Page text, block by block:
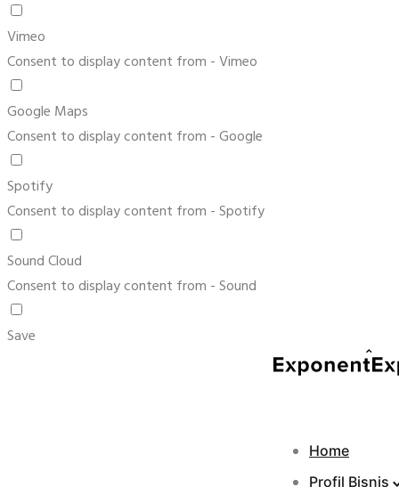
Vimeo
Consent to display content from - Vimeo
Google Maps
Consent to display content from - Google
Spotify
Consent to display content from - Spotify
Sound Cloud
Consent to display content from - Sound
Save
Home
Profil Bisnis